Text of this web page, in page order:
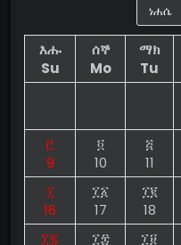
እሑ
Su
ሰኞ
Mo
ማክ
Tu
፫
9
፬
10
፭
11
፲
16
፲፩
17
፲፪
18
፲፯
፲፰ ፲፱